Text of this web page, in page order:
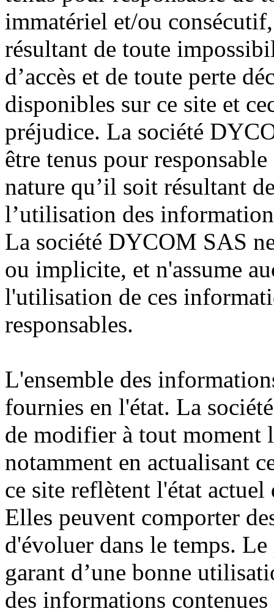
immatériel et/ou
résultant de toute
d’accès et de toute perte
disponibles sur ce site et
préjudice. La société
être tenus pour
nature qu’il soit résultant
l’utilisation des
La société DYCOM SAS
ou implicite, et n'assume
l'utilisation de ces
responsables.
L'ensemble des
fournies en l'état. La
de modifier à tout moment
notamment en actualisant
ce site reflètent l'état actuel
Elles peuvent comporter
d'évoluer dans le temps.
garant d’une bonne
des informations contenues